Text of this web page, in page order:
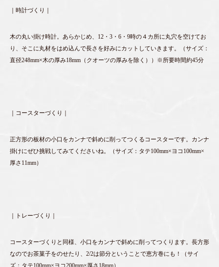
｜時計づくり｜
木の丸い掛け時計。あらかじめ、12・3・6・9時の４カ所に丸穴を空けてお
り、そこに丸材をはめ込んで長さを好みにカットしていきます。（サイズ：
直径248mm×木の厚み18mm（クオーツの厚みを除く））※所要時間約45分
｜コースターづくり｜
正方形の板材の小口をカンナで斜めに削ってつくるコースターです。カンナ
掛けにぜひ挑戦してみてくださいね。（サイズ：タテ100mm×ヨコ100mm×
厚さ11mm）
｜トレーづくり｜
コースターづくりと同様、小口をカンナで斜めに削ってつくります。長方形
なのでお茶菓子をのせたり、2/2は節分ということで恵方巻にも！（サイ
ズ：タテ100mm×ヨコ200mm×厚さ18mm）